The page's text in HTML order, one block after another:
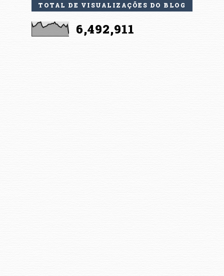
TOTAL DE VISUALIZAÇÕES DO BLOG
6,492,911